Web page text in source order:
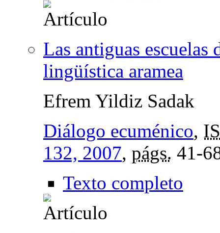
Las antiguas
lingüística aramea
Efrem Yildiz Sadak
Diálogo ecuménico,
132, 2007, págs. 41-
Texto completo